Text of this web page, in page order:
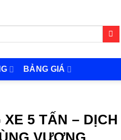
24/7
BẢNG GIÁ
5 TẤN –